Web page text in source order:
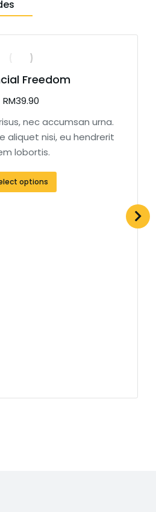
Freedom
RM39.90
nec accumsan urna.
aliquet nisi, eu hendrerit
lobortis.
options